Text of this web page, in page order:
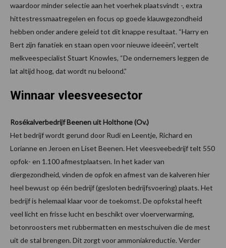
waardoor minder selectie aan het voerhek plaatsvindt -, extra
hittestressmaatregelen en focus op goede klauwgezondheid
hebben onder andere geleid tot dit knappe resultaat. “Harry en
Bert zijn fanatiek en staan open voor nieuwe ideeën”, vertelt
melkveespecialist Stuart Knowles, “De ondernemers leggen de
lat altijd hoog, dat wordt nu beloond.”
Winnaar vleesveesector
Rosékalverbedrijf Beenen uit Holthone (Ov.)
Het bedrijf wordt gerund door Rudi en Leentje, Richard en
Lorianne en Jeroen en Liset Beenen. Het vleesveebedrijf telt 550
opfok- en 1.100 afmestplaatsen. In het kader van
diergezondheid, vinden de opfok en afmest van de kalveren hier
heel bewust op één bedrijf (gesloten bedrijfsvoering) plaats. Het
bedrijf is helemaal klaar voor de toekomst. De opfokstal heeft
veel licht en frisse lucht en beschikt over vloerverwarming,
betonroosters met rubbermatten en mestschuiven die de mest
uit de stal brengen. Dit zorgt voor ammoniakreductie. Verder